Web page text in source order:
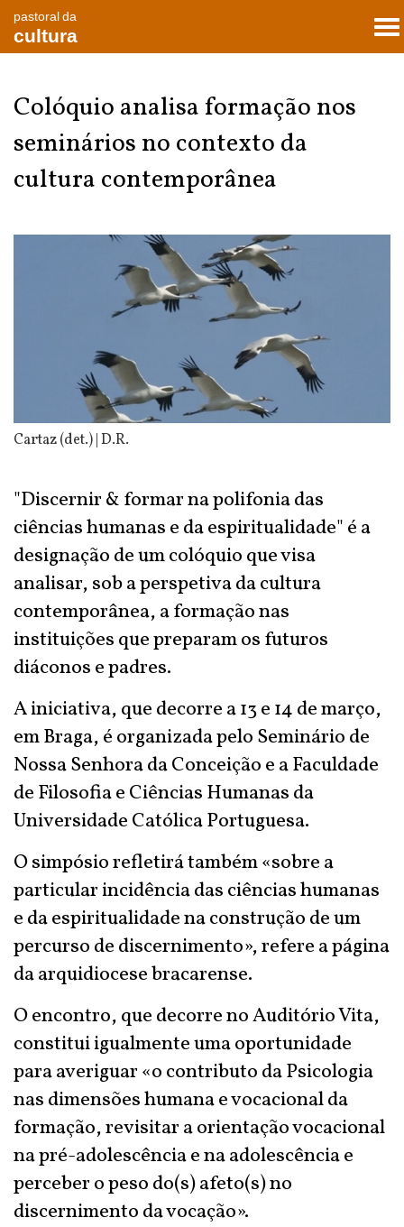
pastoral da
cultura
Colóquio analisa formação nos
seminários no contexto da
cultura contemporânea
Cartaz (det.) | D.R.
"Discernir & formar na polifonia das
ciências humanas e da espiritualidade" é a
designação de um colóquio que visa
analisar, sob a perspetiva da cultura
contemporânea, a formação nas
instituições que preparam os futuros
diáconos e padres.
A iniciativa, que decorre a 13 e 14 de março,
em Braga, é organizada pelo Seminário de
Nossa Senhora da Conceição e a Faculdade
de Filosofia e Ciências Humanas da
Universidade Católica Portuguesa.
O simpósio refletirá também «sobre a
particular incidência das ciências humanas
e da espiritualidade na construção de um
percurso de discernimento», refere a página
da arquidiocese bracarense.
O encontro, que decorre no Auditório Vita,
constitui igualmente uma oportunidade
para averiguar «o contributo da Psicologia
nas dimensões humana e vocacional da
formação, revisitar a orientação vocacional
na pré-adolescência e na adolescência e
perceber o peso do(s) afeto(s) no
discernimento da vocação».